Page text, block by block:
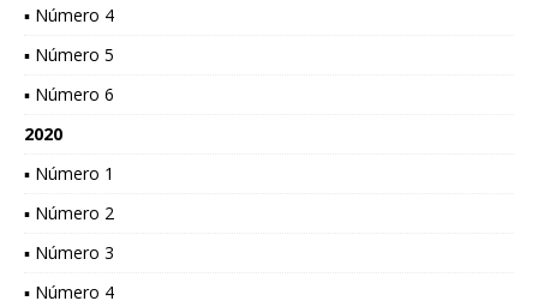
▪ Número 4
▪ Número 5
▪ Número 6
2020
▪ Número 1
▪ Número 2
▪ Número 3
▪ Número 4